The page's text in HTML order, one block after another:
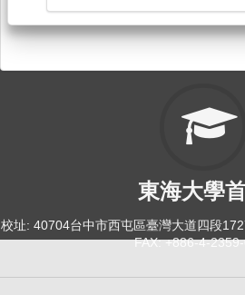
Honors Capstone Proposal
日間學士班-共選修1-4(國際學
日間學士班-共選修1-4(國際學
東海大學
校址: 40704台中市西屯區臺灣大道四段
FAX: +886-4-